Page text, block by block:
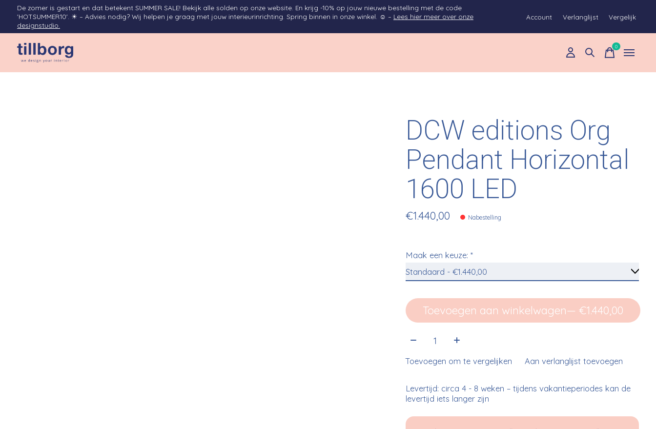
De zomer is gestart en dat betekent SUMMER SALE! Bekijk alle solden op onze website. En krijg -10% op jouw nieuwe bestelling met de code
'HOTSUMMER10'. ☀︎ – Advies nodig? Wij helpen je graag met jouw interieurinrichting. Spring binnen in onze winkel. ☺ – Lees hier meer over onze
designstudio.
Account Verlanglijst Vergelijk
0items
DCW editions Org
Pendant Horizontal
1600 LED
€1.440,00 Nabestelling
Maak een keuze:*
Toevoegen aan winkelwagen
— €1.440,00
Aantal:
Toevoegen om te vergelijken Aan verlanglijst toevoegen
Levertijd: circa 4 - 8 weken – tijdens vakantieperiodes kan de
levertijd iets langer zijn